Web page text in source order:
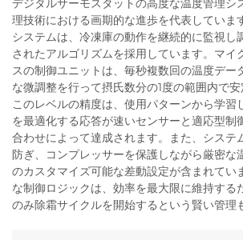
デジタルサーモスタットの高度な温度管理シ
理技術における画期的な進歩を代表していま
システムは、冷凍庫の動作を継続的に監視し
されたアルゴリズムを採用しています。マイ
スの制御ユニットは、毎秒複数回の温度デー
な微調整を行って摂氏数分の1度の範囲内で安
このレベルの精度は、使用パターンから学習
を最適化する応答が速いセンサーと適応型制
合わせによって達成されます。また、システ
防ぎ、コンプレッサーを保護しながら厳密な
のカスタマイズ可能な差動設定が含まれてい
な制御ロジックは、効率を最大限に維持する
のみ除霜サイクルを開始するという賢い管理